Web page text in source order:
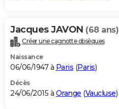
Jacques JAVON (68 ans)
Créer une cagnotte obsèques
Naissance
06/06/1947 à Paris (Paris)
Décès
24/06/2015 à Orange (Vaucluse)